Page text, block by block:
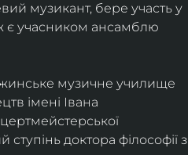
музикант, бере участь у
є учасником ансамблю
музичне училище
імені Івана
ступінь доктора філософії з